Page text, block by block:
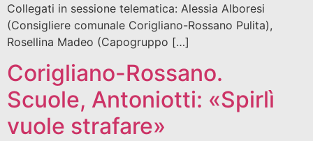
Collegati in sessione telematica: Alessia Alboresi
(Consigliere comunale Corigliano-Rossano Pulita),
Rosellina Madeo (Capogruppo […]
Corigliano-Rossano.
Scuole, Antoniotti: «Spirlì
vuole strafare»